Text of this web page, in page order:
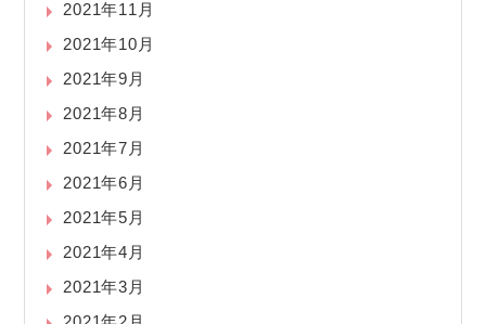
2021年11月
2021年10月
2021年9月
2021年8月
2021年7月
2021年6月
2021年5月
2021年4月
2021年3月